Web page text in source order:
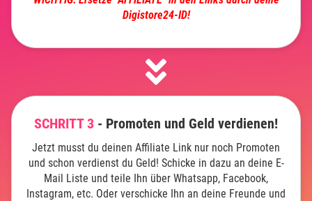
Digistore24-ID!
SCHRITT 3 - Promoten und Geld verdienen!
Jetzt musst du deinen Affiliate Link nur noch Promoten
und schon verdienst du Geld! Schicke in dazu an deine E-
Mail Liste und teile Ihn über Whatsapp, Facebook,
Instagram, etc. Oder verschicke Ihn an deine Freunde und